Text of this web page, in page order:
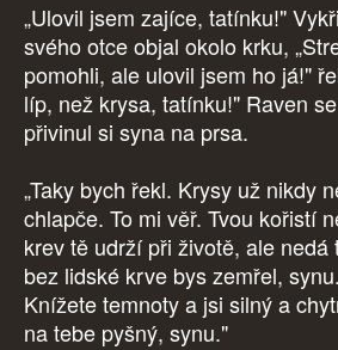
„Ulovil jsem zajíce, tatínku!"
svého otce objal okolo krku,
pomohli, ale ulovil jsem ho já!"
líp, než krysa, tatínku!" Raven
přivinul si syna na prsa.
„Taky bych řekl. Krysy už nikdy
chlapče. To mi věř. Tvou kořistí
krev tě udrží při životě, ale
bez lidské krve bys zemřel,
Knížete temnoty a jsi silný a
na tebe pyšný, synu."